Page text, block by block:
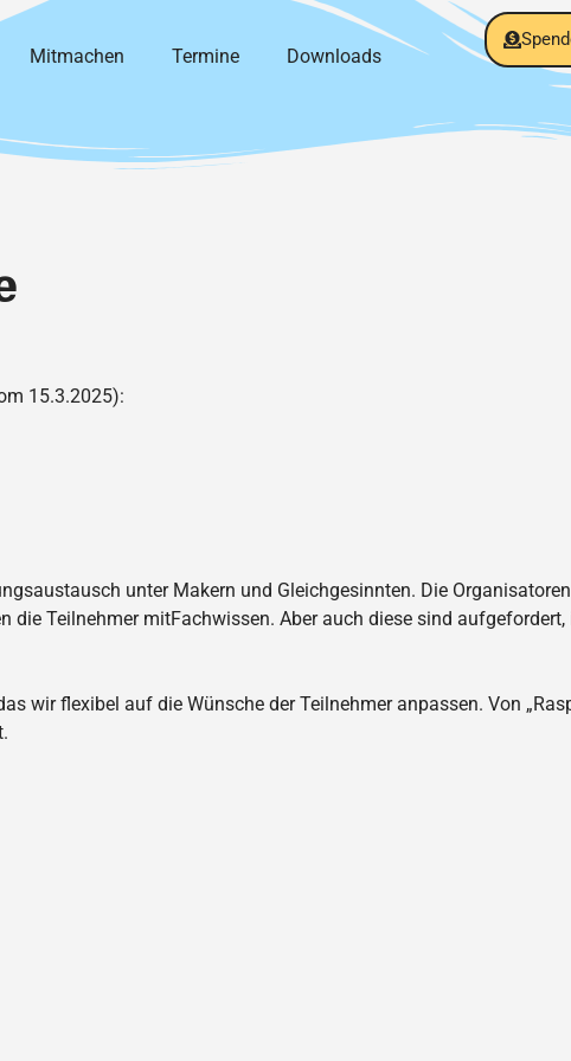
Mitmachen Termine Downloads
15.3.2025):
unter Makern und Gleichgesinnten. Die
Teilnehmer mitFachwissen. Aber auch diese sind aufgefordert,
wir flexibel auf die Wünsche der Teilnehmer anpassen. Von